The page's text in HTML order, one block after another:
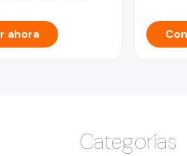
ahora
Categorías